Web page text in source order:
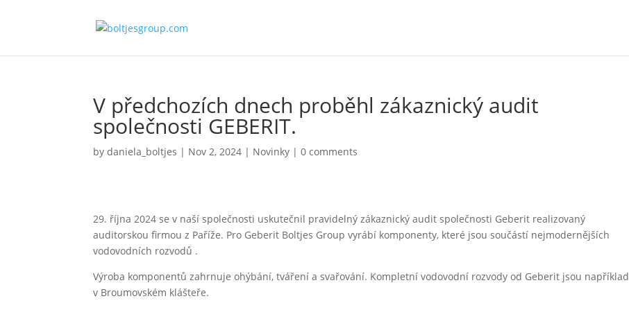
V předchozích dnech proběhl zákaznický audit
společnosti GEBERIT.
bydaniela_boltjes | Nov 2, 2024 | Novinky |0 comments
29. října 2024 se v naší společnosti uskutečnil pravidelný zákaznický audit společnosti Geberit realizovaný
auditorskou firmou z Paříže. Pro Geberit Boltjes Group vyrábí komponenty, které jsou součástí nejmodernějších
vodovodních rozvodů .
Výroba komponentů zahrnuje ohýbání, tváření a svařování. Kompletní vodovodní rozvody od Geberit jsou například
v Broumovském klášteře.